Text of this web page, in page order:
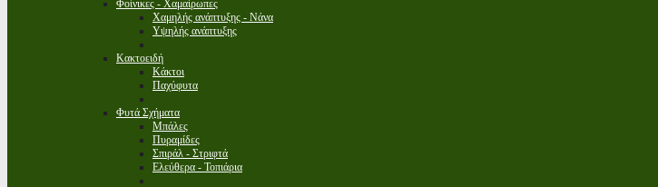
Φοίνικες - Χαμαίρωπες
Χαμηλής ανάπτυξης - Νάνα
Υψηλής ανάπτυξης
Κακτοειδή
Κάκτοι
Παχύφυτα
Φυτά Σχήματα
Μπάλες
Πυραμίδες
Σπιράλ - Στριφτά
Ελεύθερα - Τοπιάρια